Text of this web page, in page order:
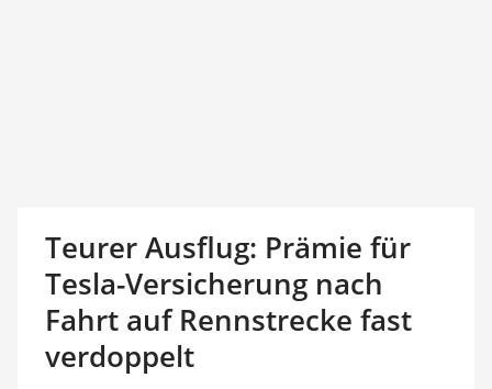
Teurer Ausflug: Prämie für
Tesla-Versicherung nach
Fahrt auf Rennstrecke fast
verdoppelt